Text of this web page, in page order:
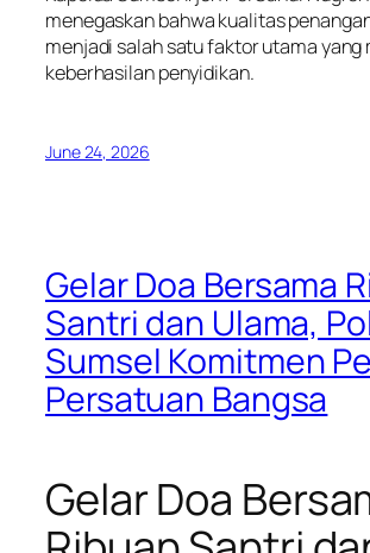
menegaskan bahwa kualitas
menjadi salah satu faktor utama yang
keberhasilan penyidikan.
June 24, 2026
Gelar Doa Bersama
Santri dan Ulama,
Sumsel Komitmen
Persatuan Bangsa
Gelar Doa